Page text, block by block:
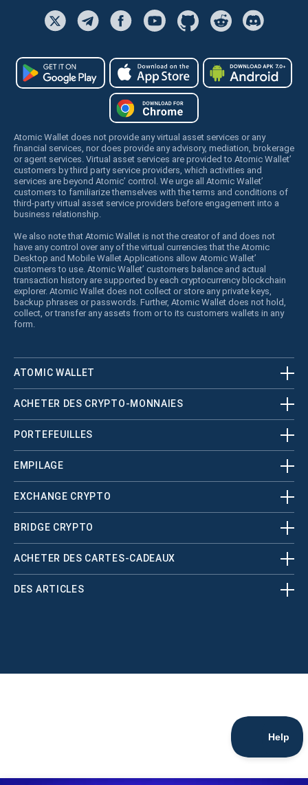
Atomic Wallet does not provide any virtual asset services or any
financial services, nor does provide any advisory, mediation, brokerage
or agent services. Virtual asset services are provided to Atomic Wallet’
customers by third party service providers, which activities and
services are beyond Atomic’ control. We urge all Atomic Wallet’
customers to familiarize themselves with the terms and conditions of
third-party virtual asset service providers before engagement into a
business relationship.
We also note that Atomic Wallet is not the creator of and does not
have any control over any of the virtual currencies that the Atomic
Desktop and Mobile Wallet Applications allow Atomic Wallet’
customers to use. Atomic Wallet’ customers balance and actual
transaction history are supported by each cryptocurrency blockchain
explorer. Atomic Wallet does not collect or store any private keys,
backup phrases or passwords. Further, Atomic Wallet does not hold,
collect, or transfer any assets from or to its customers wallets in any
form.
ATOMIC WALLET
ACHETER DES CRYPTO-MONNAIES
PORTEFEUILLES
EMPILAGE
EXCHANGE CRYPTO
BRIDGE CRYPTO
ACHETER DES CARTES-CADEAUX
DES ARTICLES